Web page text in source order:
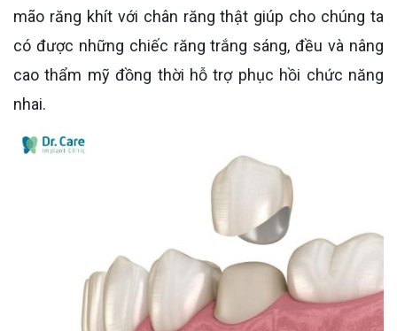
mão răng khít với chân răng thật giúp cho chúng ta
có được những chiếc răng trắng sáng, đều và nâng
cao thẩm mỹ đồng thời hỗ trợ phục hồi chức năng
nhai.